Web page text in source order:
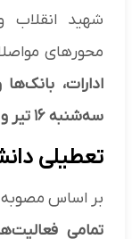
شهید انقلاب
محورهای
ادارات،
سه‌شنبه ۱۶ تیر و چهارشنبه ۱۷ تیر ۱۴۰۵ تعطیل هستند.
تعطیلی
بر اساس
تمامی